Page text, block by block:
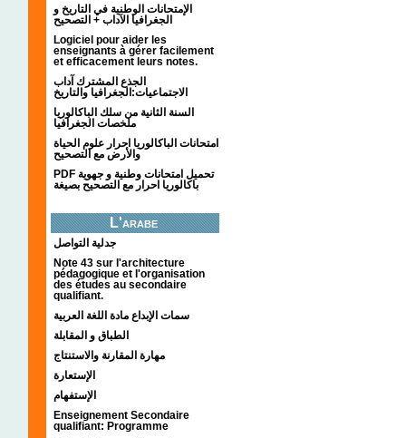
الإمتحانات الوطنية في التاريخ و
الجغرافيا الآداب + التصحيح
Logiciel pour aider les
enseignants à gérer facilement
et efficacement leurs notes.
الجذع المشترك آداب
الاجتماعيات:الجغرافيا والتاريخ
السنة الثانية من سلك الباكالوريا
ملخصات الجغرافيا
امتحانات الباكالوريا احرار علوم الحياة
والأرض مع التصحيح
PDF تحميل امتحانات وطنية و جهوية
باكالوريا احرار مع التصحيح بصيغة
L'arabe
جدلية التواصل
Note 43 sur l'architecture
pédagogique et l'organisation
des études au secondaire
qualifiant.
سمات الإبداع مادة اللغة العربية
الطباق و المقابلة
مهارة المقارنة والاستنتاج
الإستعارة
الإستفهام
Enseignement Secondaire
qualifiant: Programme